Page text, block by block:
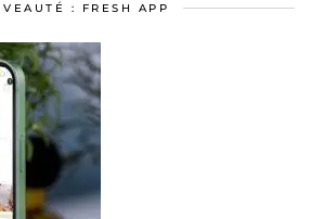
: FRESH APP